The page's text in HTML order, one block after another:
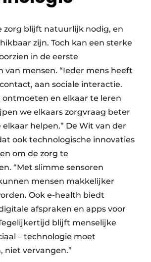
zorg blijft natuurlijk nodig, en
zijn. Toch kan een sterke
in de eerste
van mensen. “Ieder mens heeft
aan sociale interactie.
ontmoeten en elkaar te leren
we elkaars zorgvraag beter
helpen.” De Wit van der
ook technologische innovaties
om de zorg te
“Met slimme sensoren
mensen makkelijker
Ook e-health biedt
afspraken en apps voor
blijft menselijke
– technologie moet
niet vervangen.”